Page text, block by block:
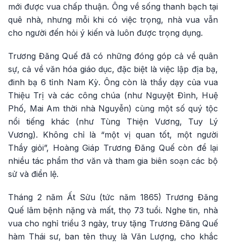
mới được vua chấp thuận. Ông về sống thanh bạch tại
quê nhà, nhưng mỗi khi có việc trọng, nhà vua vẫn
cho người đến hỏi ý kiến và luôn được trọng dụng.
Trương Đăng Quế đã có những đóng góp cả về quân
sự, cả về văn hóa giáo dục, đặc biệt là việc lập địa bạ,
đinh bạ 6 tỉnh Nam Kỳ. Ông còn là thầy dạy của vua
Thiệu Trị và các công chúa (như Nguyệt Đình, Huệ
Phố, Mai Am thời nhà Nguyễn) cùng một số quý tộc
nổi tiếng khác (như Tùng Thiện Vương, Tuy Lý
Vương). Không chỉ là “một vị quan tốt, một người
Thầy giỏi”, Hoàng Giáp Trương Đăng Quế còn để lại
nhiều tác phẩm thơ văn và tham gia biên soạn các bộ
sử và điển lệ.
Tháng 2 năm Ất Sửu (tức năm 1865) Trương Đăng
Quế lâm bệnh nặng và mất, thọ 73 tuổi. Nghe tin, nhà
vua cho nghỉ triều 3 ngày, truy tặng Trương Đăng Quế
hàm Thái sư, ban tên thuỵ là Văn Lượng, cho khắc